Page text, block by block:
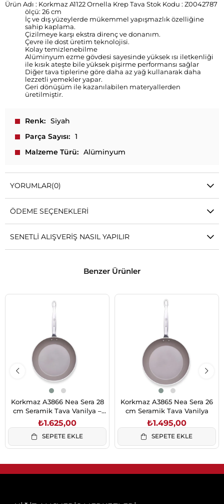
Ürün Adı : Korkmaz A1122 Ornella Krep Tava Stok Kodu : Z0042787
ölçü: 26 cm
İç ve dış yüzeylerde mükemmel yapışmazlık özelliğine
sahip kaplama.
Çizilmeye karşı ekstra direnç ve donanım.
Çevre ile dost üretim teknolojisi.
Kolay temizlenebilme
Alüminyum ezme gövdesi sayesinde yüksek ısı iletkenliği
ile kısık ateşte bile yüksek pişirme performansı sağlar
Diğer tava tiplerine göre daha az yağ kullanarak daha
lezzetli yemekler yapar.
Geri dönüşüm ile kazanılabilen materyallerden
üretilmiştir.
Renk
Siyah
Parça Sayısı
1
Malzeme Türü
Alüminyum
YORUMLAR(0)
ÖDEME SEÇENEKLERI
SENETLI ALIŞVERIŞ NASIL YAPILIR
Benzer Ürünler
Korkmaz A3866 Nea Sera 28
cm Seramik Tava Vanilya –
PFAS & PFOA İçermez
₺1.625,00
SEPETE EKLE
Korkmaz A3865 Nea Sera 26
cm Seramik Tava Vanilya
₺1.495,00
SEPETE EKLE